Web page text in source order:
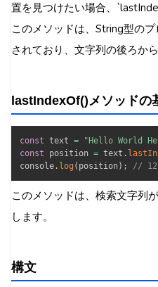
置を見つけたい場合、
このメソッドは、String型の
されており、文字列の後ろか
lastIndexOf()メソッドの
const text = "Hello World
const position = text .
console . log ( position) ; // 12
このメソッドは、検索文字列
します。
構文